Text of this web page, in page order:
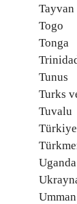
Tayvan
Togo
Tonga
Tunus
Turks
Tuvalu
Türkiye
Uganda
Umman